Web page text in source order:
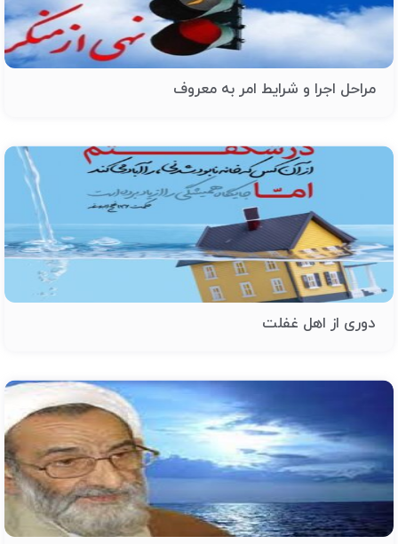
مراحل اجرا و شرایط امر به معروف
دوری از اهل غفلت